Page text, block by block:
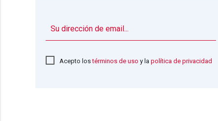
Acepto lostérminos de uso y la política de privacidad